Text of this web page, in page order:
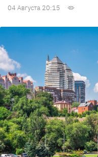
04 Августа 20:15